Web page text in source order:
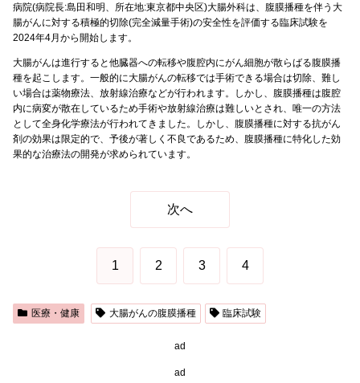
病院(病院長:島田和明、所在地:東京都中央区)大腸外科は、腹膜播種を伴う大
腸がんに対する積極的切除(完全減量手術)の安全性を評価する臨床試験を
2024年4月から開始します。
大腸がんは進行すると他臓器への転移や腹腔内にがん細胞が散らばる腹膜播
種を起こします。一般的に大腸がんの転移では手術できる場合は切除、難し
い場合は薬物療法、放射線治療などが行われます。しかし、腹膜播種は腹腔
内に病変が散在しているため手術や放射線治療は難しいとされ、唯一の方法
として全身化学療法が行われてきました。しかし、腹膜播種に対する抗がん
剤の効果は限定的で、予後が著しく不良であるため、腹膜播種に特化した効
果的な治療法の開発が求められています。
次へ
1 2 3 4
医療・健康 大腸がんの腹膜播種 臨床試験
ad
ad